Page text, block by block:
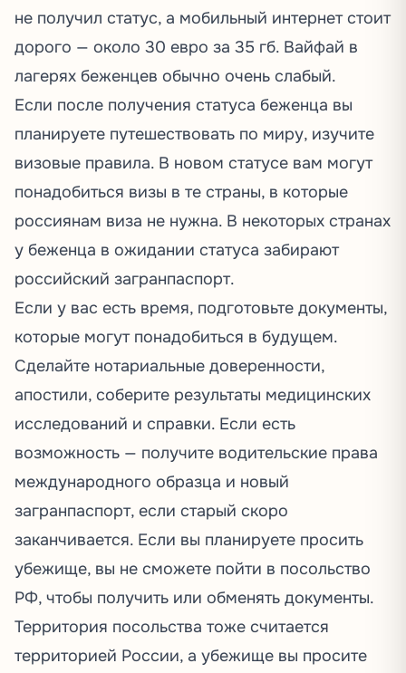
не получил статус, а мобильный интернет стоит
дорого — около 30 евро за 35 гб. Вайфай в
лагерях беженцев обычно очень слабый.
Если после получения статуса беженца вы
планируете путешествовать по миру, изучите
визовые правила. В новом статусе вам могут
понадобиться визы в те страны, в которые
россиянам виза не нужна. В некоторых странах
у беженца в ожидании статуса забирают
российский загранпаспорт.
Если у вас есть время, подготовьте документы,
которые могут понадобиться в будущем.
Сделайте нотариальные доверенности,
апостили, соберите результаты медицинских
исследований и справки. Если есть
возможность — получите водительские права
международного образца и новый
загранпаспорт, если старый скоро
заканчивается. Если вы планируете просить
убежище, вы не сможете пойти в посольство
РФ, чтобы получить или обменять документы.
Территория посольства тоже считается
территорией России, а убежище вы просите